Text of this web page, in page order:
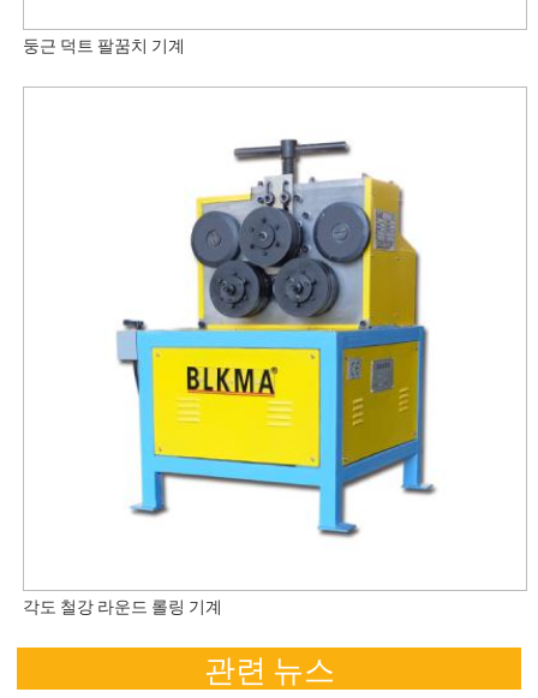
둥근 덕트 팔꿈치 기계
각도 철강 라운드 롤링 기계
관련 뉴스